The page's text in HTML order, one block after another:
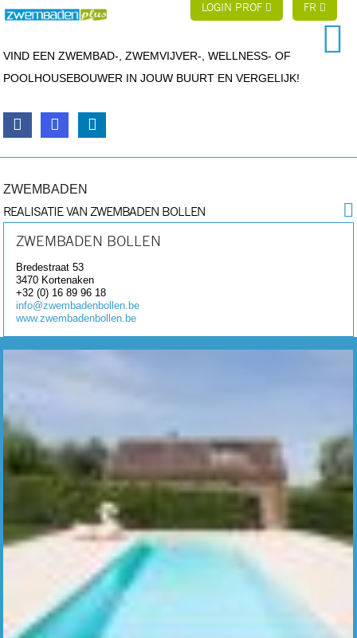
LOGIN PROF FR
VIND EEN ZWEMBAD-, ZWEMVIJVER-, WELLNESS- OF
POOLHOUSEBOUWER IN JOUW BUURT EN VERGELIJK!
ZWEMBADEN
REALISATIE VAN ZWEMBADEN BOLLEN
ZWEMBADEN BOLLEN
Bredestraat 53
3470 Kortenaken
+32 (0) 16 89 96 18
info@zwembadenbollen.be
www.zwembadenbollen.be